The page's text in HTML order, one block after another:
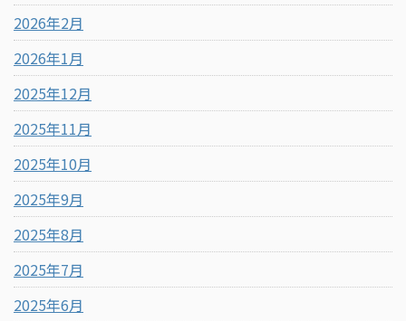
2026年2月
2026年1月
2025年12月
2025年11月
2025年10月
2025年9月
2025年8月
2025年7月
2025年6月